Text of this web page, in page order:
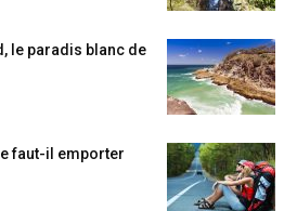
le paradis blanc de
faut-il emporter